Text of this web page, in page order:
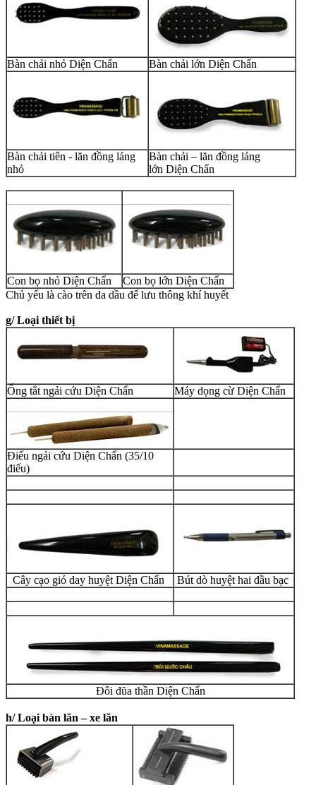
Bàn chải nhỏ Diện Chẩn Bàn chải lớn Diện Chẩn
Bàn chải tiên - lăn đồng láng
nhỏ
Bàn chải – lăn đồng láng
lớn Diện Chẩn
Con bọ nhỏ Diện Chẩn Con bọ lớn Diện Chẩn
Chủ yếu là cào trên da dầu để lưu thông khí huyết
g/ Loại thiết bị
Ống tắt ngải cứu Diện Chẩn Máy dọng cừ Diện Chẩn
Điếu ngải cứu Diện Chẩn (35/10
điếu)
Cây cạo gió day huyệt Diện Chẩn Bút dò huyệt hai đầu bạc
Đôi đũa thần Diện Chẩn
h/ Loại bàn lăn – xe lăn